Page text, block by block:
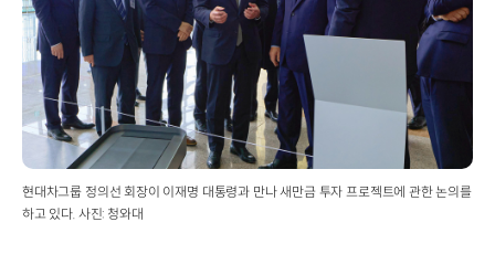
현대차그룹 정의선 회장이 이재명 대통령과 만나 새만금 투자 프로젝트에 관한 논의를
하고 있다. 사진: 청와대